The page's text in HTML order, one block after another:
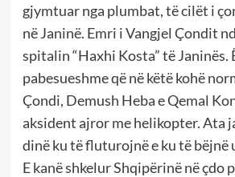
gjymtuar nga plumbat, të cilët i
në Janinë. Emri i Vangjel Çondit
spitalin “Haxhi Kosta” të Janinës.
pabesueshme që në këtë kohë
Çondi, Demush Heba e Qemal
aksident ajror me helikopter. Ata
dinë ku të fluturojnë e ku të bëjnë
E kanë shkelur Shqipërinë në çdo